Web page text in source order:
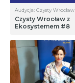
Audycja: Czysty Wrocław
Czysty Wrocław z
Ekosystemem #8